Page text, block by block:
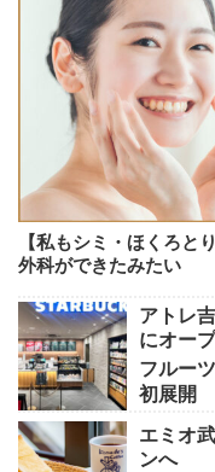
【私もシミ・ほくろと
外科ができたみたい
アトレ
にオー
フルー
初展開
エミオ
ンへ